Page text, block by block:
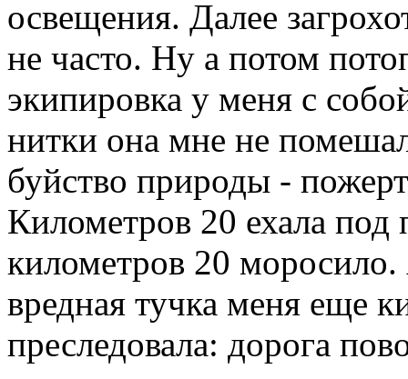
освещения. Далее
не часто. Ну а потом
экипировка у меня с
нитки она мне не
буйство природы -
Километров 20 ехала
километров 20 моросило.
вредная тучка меня еще
преследовала: дорога